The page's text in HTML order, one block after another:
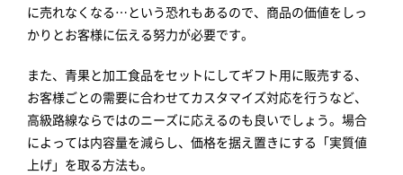
に売れなくなる…という恐れもあるので、商品の価値をしっ
かりとお客様に伝える努力が必要です。
また、青果と加工食品をセットにしてギフト用に販売する、
お客様ごとの需要に合わせてカスタマイズ対応を行うなど、
高級路線ならではのニーズに応えるのも良いでしょう。場合
によっては内容量を減らし、価格を据え置きにする「実質値
上げ」を取る方法も。